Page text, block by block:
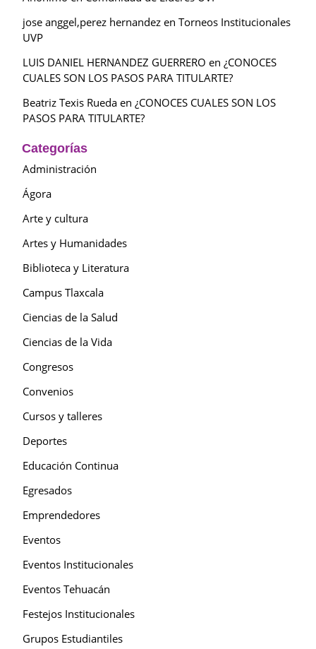
jose anggel,perez hernandez en Torneos Institucionales
UVP
LUIS DANIEL HERNANDEZ GUERRERO en ¿CONOCES
CUALES SON LOS PASOS PARA TITULARTE?
Beatriz Texis Rueda en ¿CONOCES CUALES SON LOS
PASOS PARA TITULARTE?
Categorías
Administración
Ágora
Arte y cultura
Artes y Humanidades
Biblioteca y Literatura
Campus Tlaxcala
Ciencias de la Salud
Ciencias de la Vida
Congresos
Convenios
Cursos y talleres
Deportes
Educación Continua
Egresados
Emprendedores
Eventos
Eventos Institucionales
Eventos Tehuacán
Festejos Institucionales
Grupos Estudiantiles